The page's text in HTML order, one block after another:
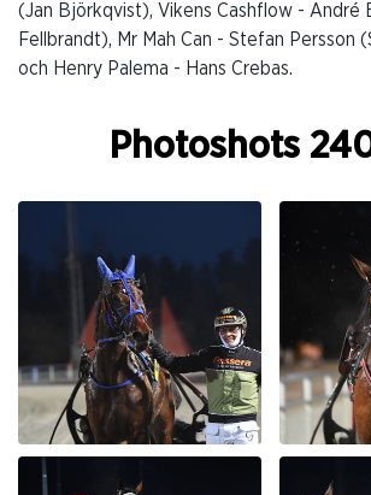
(Jan Björkqvist), Vikens Cashflow - André
Fellbrandt), Mr Mah Can - Stefan Persson
och Henry Palema - Hans Crebas.
Photoshots